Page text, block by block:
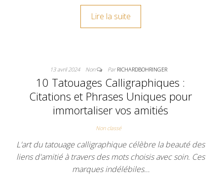
Lire la suite
13 avril 2024 Non ParRICHARDBOHRINGER
10 Tatouages Calligraphiques :
Citations et Phrases Uniques pour
immortaliser vos amitiés
Non classé
L'art du tatouage calligraphique célèbre la beauté des
liens d'amitié à travers des mots choisis avec soin. Ces
marques indélébiles…